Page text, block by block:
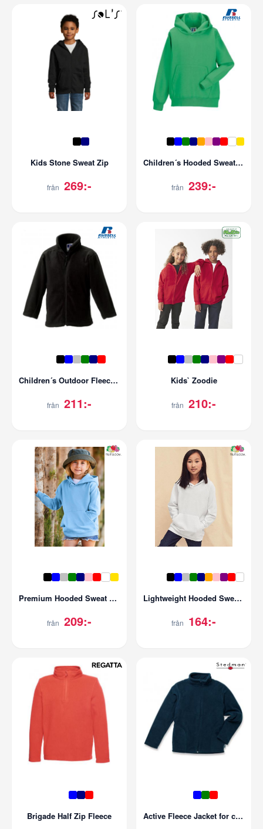
Kids Stone Sweat Zip
från 269:-
Children´s Hooded Sweatshirt
från 239:-
Children´s Outdoor Fleece Jacket
från 211:-
Kids` Zoodie
från 210:-
Premium Hooded Sweat Kids
från 209:-
Lightweight Hooded Sweat Kids
från 164:-
Brigade Half Zip Fleece Active Fleece Jacket for children